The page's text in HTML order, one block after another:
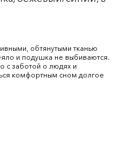
обтянутыми тканью
и подушка не выбиваются.
с заботой о людях и
комфортным сном долгое